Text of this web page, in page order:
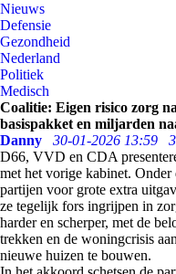
Nieuws
Defensie
Gezondheid
Nederland
Politiek
Medisch
Coalitie: Eigen risico zorg
basispakket en miljarden
Danny
30-01-2026 13:59
D66, VVD en CDA
met het vorige kabinet.
partijen voor grote extra
ze tegelijk fors ingrijpen in
harder en scherper, met de
trekken en de woningcrisis
nieuwe huizen te bouwen.